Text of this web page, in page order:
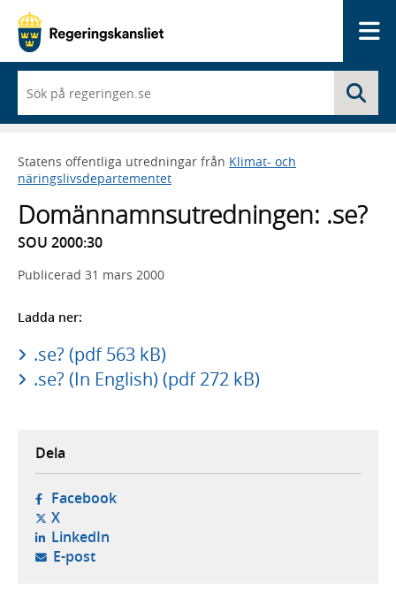
du
börjar
skriva
framträder
en
med
sökförslag
Statens offentliga utredningar från Klimat- och
näringslivsdepartementet
Domännamnsutredningen: .se?
SOU 2000:30
Publicerad 31 mars 2000
Ladda ner:
.se? (pdf 563 kB)
.se? (In English) (pdf 272 kB)
Dela
Facebook- öppnas i ny flik, extern webbplats,
X- öppnas i ny flik, extern webbplats,
LinkedIn- öppnas i ny flik, extern webbplats,
E-post- öppnar din e-postklient,